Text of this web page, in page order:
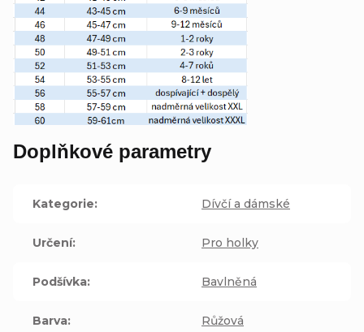
Doplňkové parametry
Kategorie: Dívčí a dámské
Určení: Pro holky
Podšívka: Bavlněná
Barva: Růžová